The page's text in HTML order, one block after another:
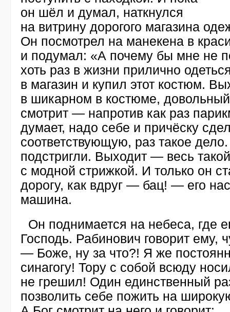
он шёл и думал, наткнулся
на витрину дорогого магазина
Он посмотрел на манекена в
и подумал: «А почему бы мне не
хоть раз в жизни прилично
в магазин и купил этот костюм.
в шикарном в костюме,
смотрит — напротив как раз
думает, надо себе и причёску
соответствующую, раз такое
подстригли. Выходит — весь
с модной стрижкой. И только он
дорогу, как вдруг — бац! — его
машина.
Он поднимается на небеса, где
Господь. Рабинович говорит ему,
— Боже, ну за что?! Я же
синагогу! Тору с собой всюду
не грешил! Один единственный
позволить себе пожить на